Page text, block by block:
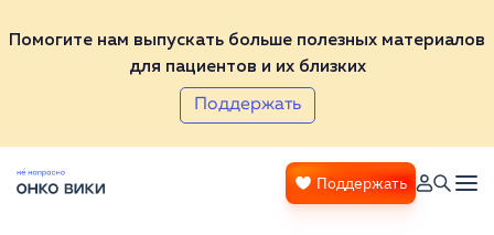
Помогите нам выпускать больше полезных материалов
для пациентов и их близких
Поддержать
Поддержать